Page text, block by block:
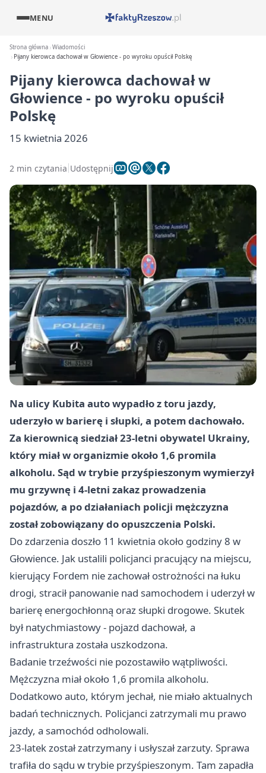
MENU
Strona główna Wiadomości
Pijany kierowca dachował w Głowience - po wyroku opuścił Polskę
Pijany kierowca dachował w
Głowience - po wyroku opuścił
Polskę
15 kwietnia 2026
2 min czytania Udostępnij
Na ulicy Kubita auto wypadło z toru jazdy,
uderzyło w barierę i słupki, a potem dachowało.
Za kierownicą siedział 23-letni obywatel Ukrainy,
który miał w organizmie około 1,6 promila
alkoholu. Sąd w trybie przyśpieszonym wymierzył
mu grzywnę i 4-letni zakaz prowadzenia
pojazdów, a po działaniach policji mężczyzna
został zobowiązany do opuszczenia Polski.
Do zdarzenia doszło 11 kwietnia około godziny 8 w
Głowience. Jak ustalili policjanci pracujący na miejscu,
kierujący Fordem nie zachował ostrożności na łuku
drogi, stracił panowanie nad samochodem i uderzył w
barierę energochłonną oraz słupki drogowe. Skutek
był natychmiastowy - pojazd dachował, a
infrastruktura została uszkodzona.
Badanie trzeźwości nie pozostawiło wątpliwości.
Mężczyzna miał około 1,6 promila alkoholu.
Dodatkowo auto, którym jechał, nie miało aktualnych
badań technicznych. Policjanci zatrzymali mu prawo
jazdy, a samochód odholowali.
23-latek został zatrzymany i usłyszał zarzuty. Sprawa
trafiła do sądu w trybie przyśpieszonym. Tam zapadła